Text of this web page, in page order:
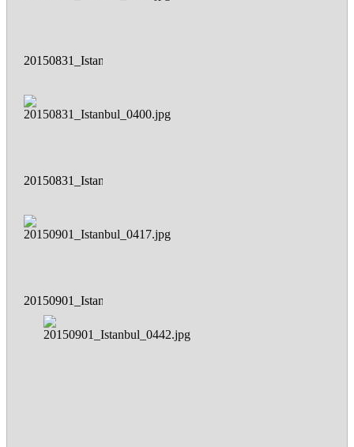
20150831_Istanbul_0389.jpg
20150831_Istanbul_0400.jpg
20150901_Istanbul_0417.jpg